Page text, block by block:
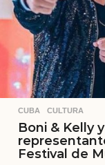
CUBA ,CULTURA
Boni & Kelly
Festival de